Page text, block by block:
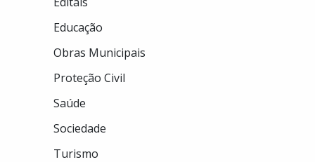
Educação
Obras Municipais
Proteção Civil
Saúde
Sociedade
Turismo